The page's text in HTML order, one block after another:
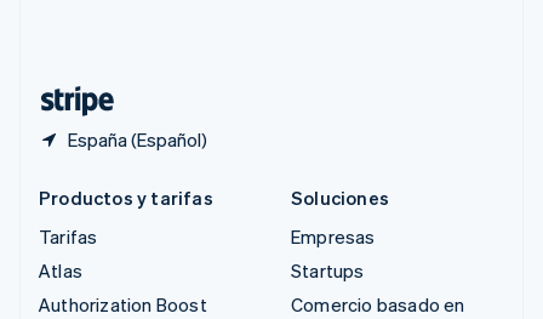
España (Español)
Productos y tarifas
Tarifas
Atlas
Authorization Boost
Soluciones
Empresas
Startups
Comercio basado en